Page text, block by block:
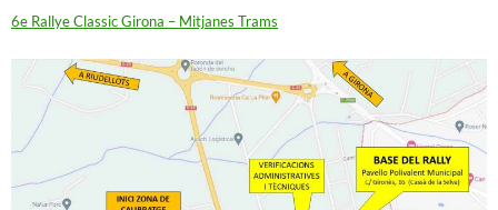
6e Rallye Classic Girona – Mitjanes Trams